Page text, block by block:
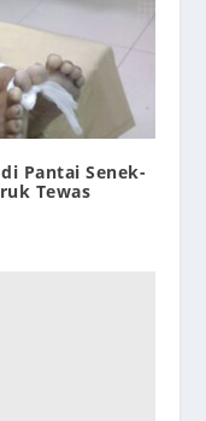
Pantai Senek-
Tewas